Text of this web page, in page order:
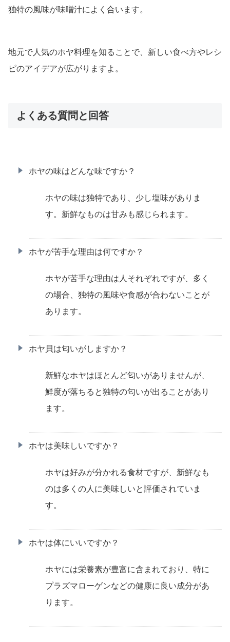
独特の風味が味噌汁によく合います。
地元で人気のホヤ料理を知ることで、新しい食べ方やレシ
ピのアイデアが広がりますよ。
よくある質問と回答
ホヤの味はどんな味ですか？
ホヤの味は独特であり、少し塩味がありま
す。新鮮なものは甘みも感じられます。
ホヤが苦手な理由は何ですか？
ホヤが苦手な理由は人それぞれですが、多く
の場合、独特の風味や食感が合わないことが
あります。
ホヤ貝は匂いがしますか？
新鮮なホヤはほとんど匂いがありませんが、
鮮度が落ちると独特の匂いが出ることがあり
ます。
ホヤは美味しいですか？
ホヤは好みが分かれる食材ですが、新鮮なも
のは多くの人に美味しいと評価されていま
す。
ホヤは体にいいですか？
ホヤには栄養素が豊富に含まれており、特に
プラズマローゲンなどの健康に良い成分があ
ります。